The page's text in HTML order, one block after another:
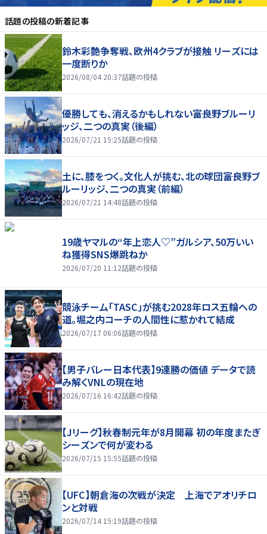
話題の投稿の新着記事
鈴木彩艶争奪戦、欧州4クラブが接触 リーズには
一度断りか
2026/08/04 20:37話題の投稿
優勝しても、消えるかもしれない――富良野ブルーリ
ッジ、二つの真実（後編）
2026/07/21 15:25話題の投稿
土に、膝をつく。文化人が挑む、北の球団――富良野ブ
ルーリッジ、二つの真実（前編）
2026/07/21 14:48話題の投稿
19歳ヤマルの“年上恋人♡”ガルシア、50万いい
ね獲得SNS爆跳ねか
2026/07/20 11:12話題の投稿
競泳チーム「TASC」が挑む2028年ロス五輪への
道。堀之内コーチの人間性に惹かれて結成
2026/07/17 06:06話題の投稿
【男子バレー日本代表】9連勝の価値 データで読
み解くVNLの現在地
2026/07/16 16:42話題の投稿
【Jリーグ】秋春制元年が8月開幕 初の年度またぎ
シーズンで何が変わる
2026/07/15 15:55話題の投稿
【UFC】朝倉海の次戦が決定 上海でアオリチロ
ンと対戦
2026/07/14 15:19話題の投稿